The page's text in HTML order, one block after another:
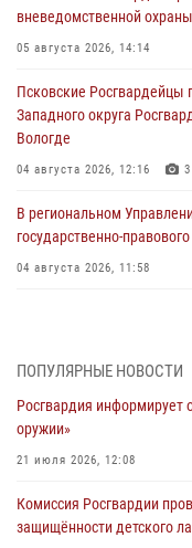
вневедомственной охраны
05 августа 2026, 14:14
Псковские Росгвардейцы
Западного округа
Вологде
04 августа 2026, 12:16 3
В региональном
государственно-
04 августа 2026, 11:58
03 августа 2026, 17:21
21 единицу оружия
03 августа 2026, 14:10
безопасности во время
02 августа 2026, 13:28
ПОПУЛЯРНЫЕ НОВОСТИ
Росгвардия информирует
оружии»
21 июля 2026, 12:08
Комиссия Росгвардии
защищённости детского